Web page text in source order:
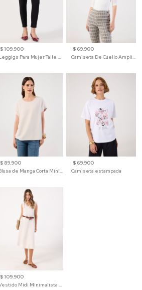
$ 109.900
Leggigs Para Mujer Talle Alto Liso
$ 69.900
Camiseta De Cuello Amplio Y Manga 3/4 Para Mujer
$ 89.900
Blusa de Manga Corta Minimalista para Mujer
$ 69.900
Camiseta estampada
$ 109.900
Vestido Midi Minimalista De Silueta Amplia